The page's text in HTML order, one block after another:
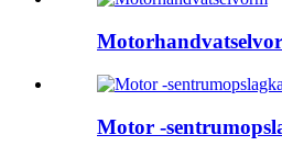
Motor -